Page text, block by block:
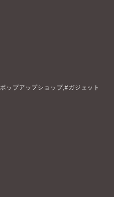
ポップアップショップ ガジェット